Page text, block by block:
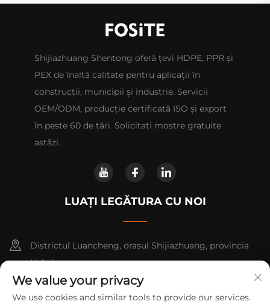
Shijiazhuang Shentong oferă țevi HDPE, PPR și
PEX de înaltă calitate pentru aplicații în
construcții, municipii și industrie. Servicii
OEM/ODM, producție certificată ISO și export
în peste 60 de țări. Solicitați mostre gratuite
astăzi.
LUAȚI LEGĂTURA CU NOI
Districtul Luancheng, orașul Shijiazhuang, provincia
Hebei.
+86-14730301370
We value your privacy
We use cookies and similar tools to provide our services.